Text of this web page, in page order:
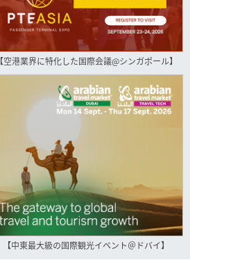
【空港業界に特化した国際会議@シンガポール】
【中東最大級の国際観光イベント＠ドバイ】